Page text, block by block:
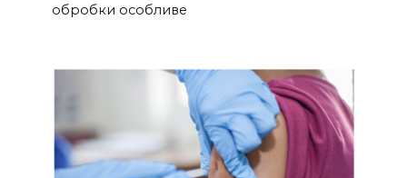
обробки особливе